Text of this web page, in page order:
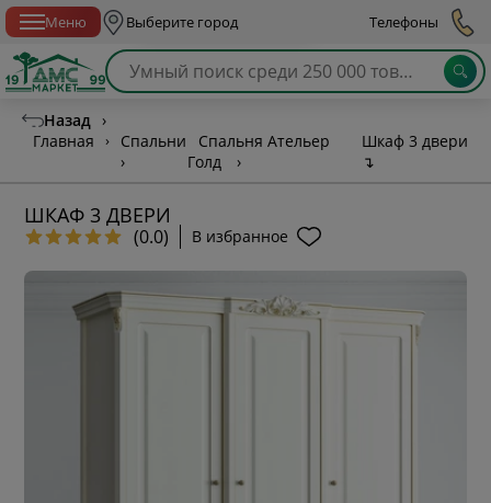
Меню Выберите город Телефоны
Назад ›
Главная
›
Спальни
›
Спальня Ательер
Голд
›
Шкаф 3 двери
↴
ШКАФ 3 ДВЕРИ
(0.0) В избранное